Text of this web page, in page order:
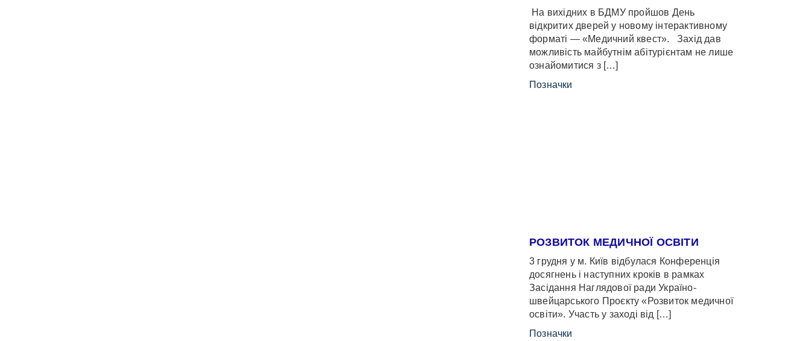
На вихідних в БДМУ пройшов День
відкритих дверей у новому інтерактивному
форматі — «Медичний квест». Захід дав
можливість майбутнім абітурієнтам не лише
ознайомитися з […]
Позначки
РОЗВИТОК МЕДИЧНОЇ ОСВІТИ
3 грудня у м. Київ відбулася Конференція
досягнень і наступних кроків в рамках
Засідання Наглядової ради Україно-
швейцарського Проєкту «Розвиток медичної
освіти». Участь у заході від […]
Позначки